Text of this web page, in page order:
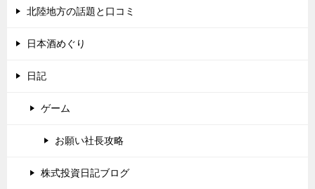
北陸地方の話題と口コミ
日本酒めぐり
日記
ゲーム
お願い社長攻略
株式投資日記ブログ